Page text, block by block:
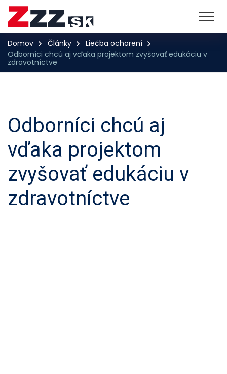
Domov Články
Liečba ochorení
Odborníci chcú aj vďaka projektom zvyšovať edukáciu v
zdravotníctve
Odborníci chcú aj
vďaka projektom
zvyšovať edukáciu v
zdravotníctve